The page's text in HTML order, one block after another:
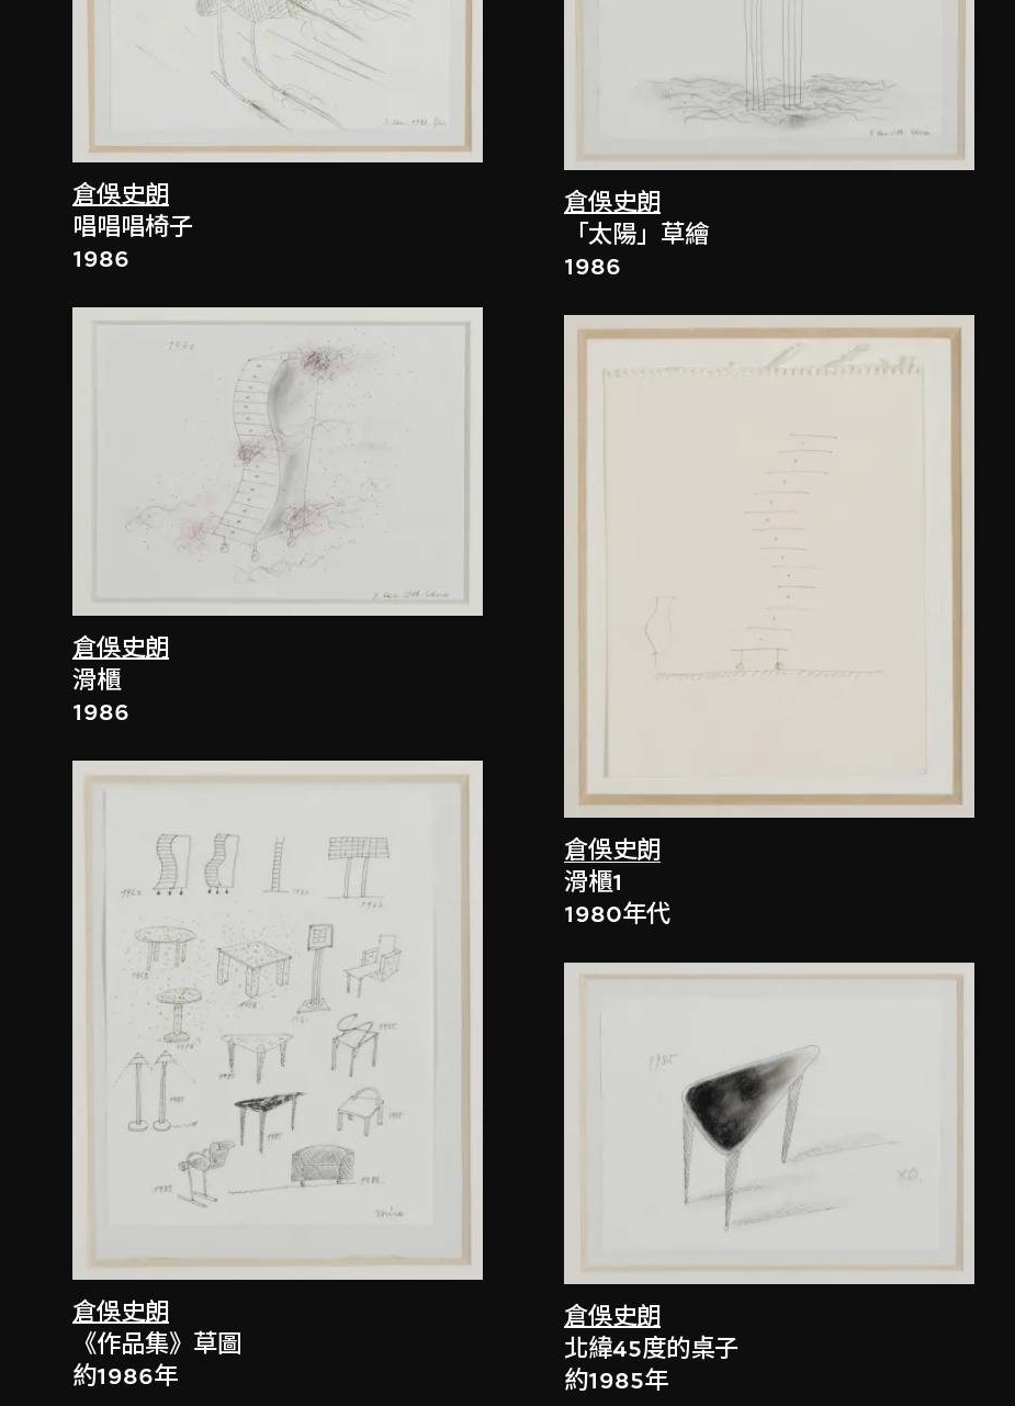
倉俁史朗
唱唱唱椅子
1986
倉俁史朗
滑櫃
1986
倉俁史朗
《作品集》草圖
約1986年
倉俁史朗
「太陽」草繪
1986
倉俁史朗
滑櫃1
1980年代
倉俁史朗
北緯45度的桌子
約1985年